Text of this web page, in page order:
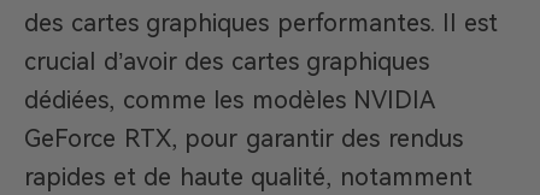
des cartes graphiques performantes. Il est
crucial d’avoir des cartes graphiques
dédiées, comme les modèles NVIDIA
GeForce RTX, pour garantir des rendus
rapides et de haute qualité, notamment